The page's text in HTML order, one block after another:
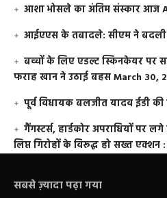
आशा भोसले का अंतिम संस्कार आज
आईएएस के तबादले: सीएम ने बदली
बच्चों के लिए एडल्ट स्किनकेयर पर
फराह खान ने उठाई बहसMarch 30,
पूर्व विधायक बलजीत यादव ईडी की
गैंगस्टर्स, हार्डकोर अपराधियों पर
लिप्त गिरोहों के विरूद्ध हो सख्त एक्शन
सबसे ज़्यादा पढ़ा गया